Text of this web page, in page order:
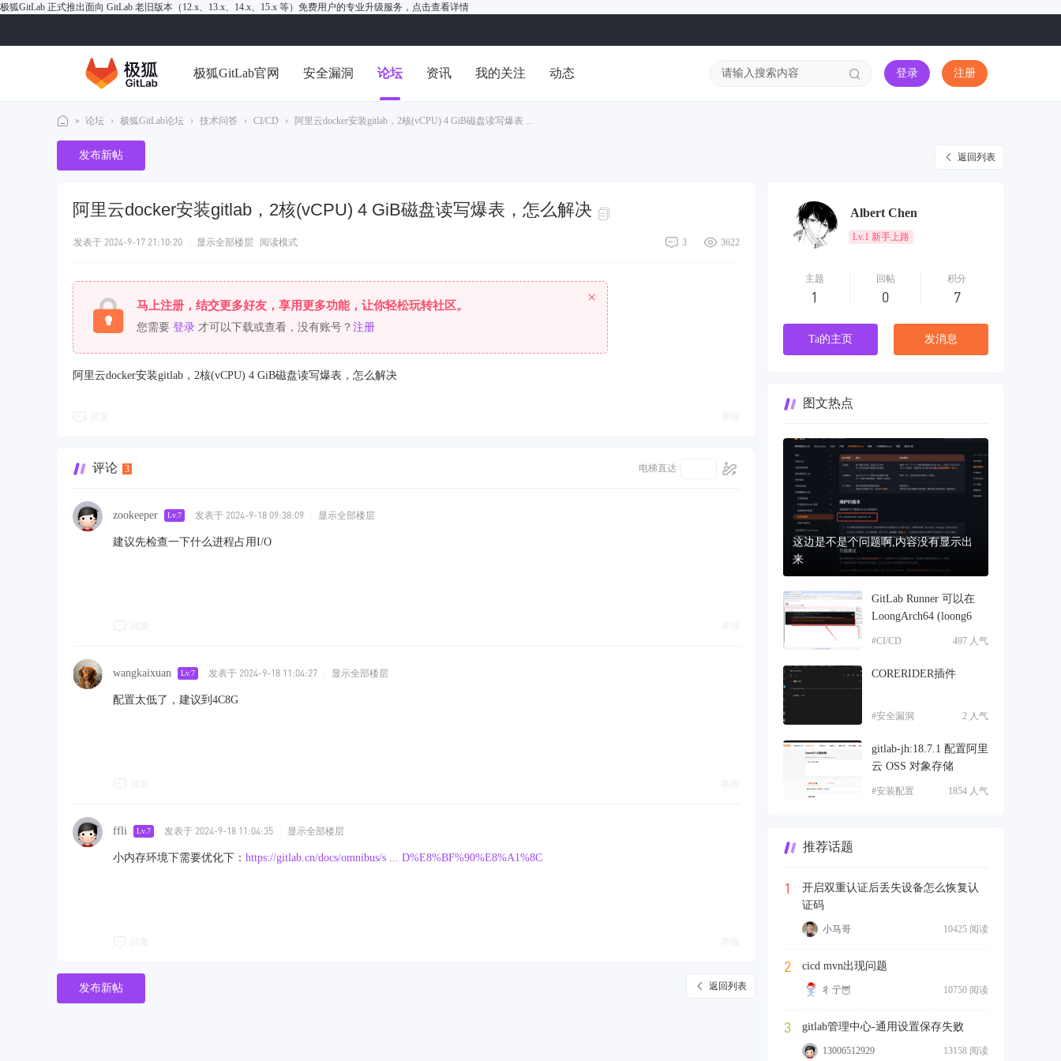
极狐GitLab 正式推出面向 GitLab 老旧版本（12.x、13.x、14.x、15.x 等）免费用户的专业升级服务， 点击查看详情
极狐GitLab官网 安全漏洞 论坛 资讯 我的关注 动态 登录 注册
极
狐
» 论坛 › 极狐GitLab论坛 › 技术问答 › CI/CD › 阿里云docker安装gitlab，2核(vCPU) 4 GiB磁盘读写爆表 ...
返回列表
发布新帖
阿里云docker安装gitlab，2核(vCPU) 4 GiB磁盘读写爆表，怎么解决
3622
3
发表于 2024-9-17 21:10:20 显示全部楼层 阅读模式
马上注册，结交更多好友，享用更多功能，让你轻松玩转社区。
您需要 登录 才可以下载或查看，没有账号？ 注册
×
阿里云docker安装gitlab，2核(vCPU) 4 GiB磁盘读写爆表，怎么解决
电梯直达
评论 3
zookeeper Lv.7 发表于 2024-9-18 09:38:09 显示全部楼层
建议先检查一下什么进程占用I/O
wangkaixuan Lv.7 发表于 2024-9-18 11:04:27 显示全部楼层
配置太低了，建议到4C8G
ffli Lv.7 发表于 2024-9-18 11:04:35 显示全部楼层
小内存环境下需要优化下： https://gitlab.cn/docs/omnibus/s ... D%E8%BF%90%E8%A1%8C
返回列表
发布新帖
Albert Chen
Lv.1 新手上路
主题
1
回帖
0
积分
7
Ta的主页 发消息
图文热点
这边是不是个问题啊,内容没有显示出
来
GitLab Runner 可以在
LoongArch64 (loong6
497 人气
#CI/CD
CORERIDER插件
2 人气
#安全漏洞
gitlab-jh:18.7.1 配置阿里
云 OSS 对象存储
1854 人气
#安装配置
推荐话题
1
开启双重认证后丢失设备怎么恢复认
证码
10425 阅读
小马哥
2 cicd mvn出现问题
10750 阅读
彳亍🦉
3 gitlab管理中心-通用设置保存失败
13158 阅读
13006512929